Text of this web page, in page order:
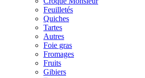
Feuilletés
Quiches
Tartes
Autres
Foie gras
Fromages
Fruits
Gibiers